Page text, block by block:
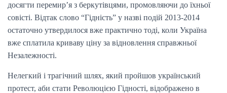
досягти перемир’я з беркутівцями, промовляючи до їхньої
совісті. Відтак слово “Гідність” у назві подій 2013-2014
остаточно утвердилося вже практично тоді, коли Україна
вже сплатила криваву ціну за відновлення справжньої
Незалежності.
Нелегкий і трагічний шлях, який пройшов український
протест, аби стати Революцією Гідності, відображено в